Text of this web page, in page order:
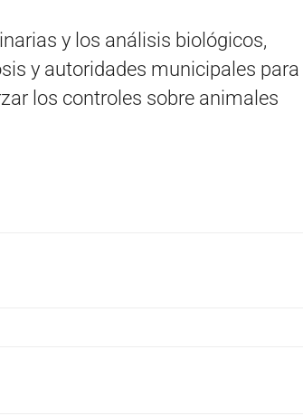
y los análisis biológicos,
y autoridades municipales para
los controles sobre animales